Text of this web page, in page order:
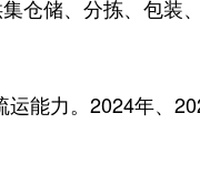
仓储、分拣、包装
能力。2024年、